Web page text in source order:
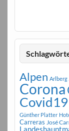
Alpen Arlberg
Corona
Covid19
Günther Platter
Carreras José